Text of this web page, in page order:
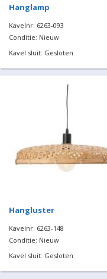
Hanglamp
Kavelnr: 6263-093
Conditie: Nieuw
Kavel sluit: Gesloten
Hangluster
Kavelnr: 6263-148
Conditie: Nieuw
Kavel sluit: Gesloten